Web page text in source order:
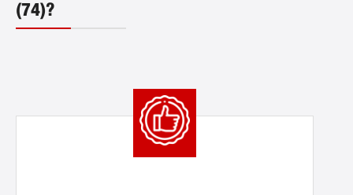
(74)?